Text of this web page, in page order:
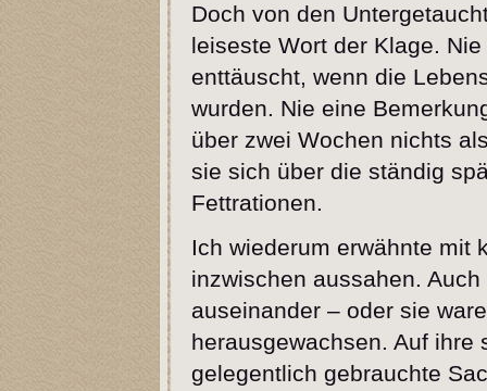
Doch von den
leiseste Wort der Klage.
enttäuscht, wenn die
wurden. Nie eine
über zwei Wochen nichts
sie sich über die ständig
Fettrationen.
Ich wiederum erwähnte mit
inzwischen aussahen.
auseinander – oder sie
herausgewachsen. Auf ihre
gelegentlich gebrauchte